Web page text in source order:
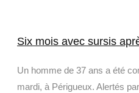
Six mois avec sursis
Un homme de 37 ans a été
mardi, à Périgueux. Alertés